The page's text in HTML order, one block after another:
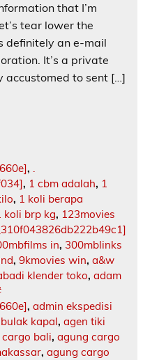
that I’m
tear lower the
definitely an e-mail
It’s a private
accustomed to sent […]
, .
, 1 cbm adalah, 1
, 1 koli berapa
koli brp kg, 123movies
in, 300mblinks
, 9kmovies win, a&w
klender toko, adam
, admin ekspedisi
kapal, agen tiki
bali, agung cargo
, agung cargo